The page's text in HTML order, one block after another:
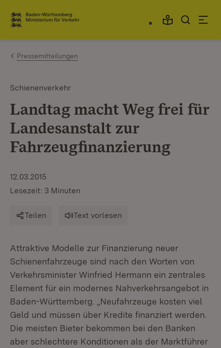
Zum Inhalt springen
Link zur Startseite
Pressemitteilungen
Schienenverkehr
Landtag macht Weg frei für
Landesanstalt zur
Fahrzeugfinanzierung
12.03.2015
Lesezeit: 3 Minuten
Teilen Text vorlesen
Attraktive Modelle zur Finanzierung neuer
Schienenfahrzeuge sind nach den Worten von
Verkehrsminister Winfried Hermann ein zentrales
Element für ein modernes Nahverkehrsangebot in
Baden-Württemberg. „Neufahrzeuge kosten viel
Geld und müssen über Kredite finanziert werden.
Die meisten Bieter bekommen bei den Banken
aber schlechtere Konditionen als der Marktführer